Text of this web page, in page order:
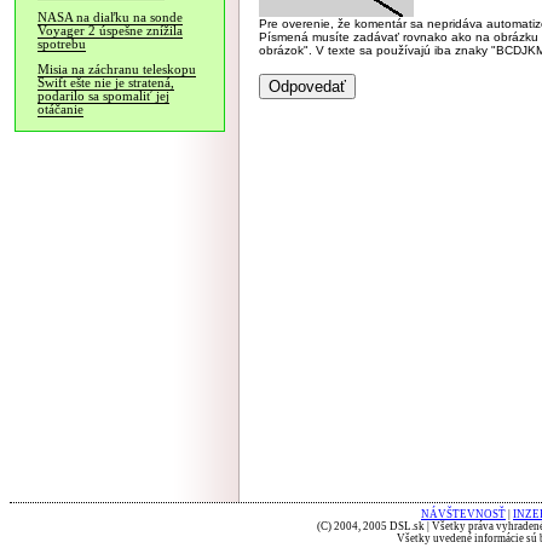
NASA na diaľku na sonde
Voyager 2 úspešne znížila
spotrebu
Misia na záchranu teleskopu
Swift ešte nie je stratená,
podarilo sa spomaliť jej
otáčanie
Pre overenie, že komentár sa nepridáva
Písmená musíte zadávať rovnako ako na
obrázok". V texte sa používajú iba znaky
NÁVŠTEVNOSŤ
(C) 2004, 2005 DSL.sk | Všetky práva
Všetky uvedené informácie sú